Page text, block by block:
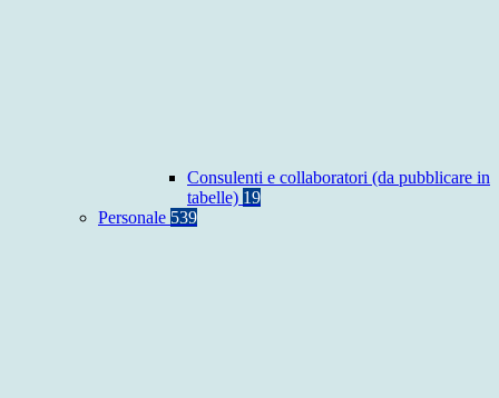
Consulenti e collaboratori (da pubblicare in
tabelle) 19
Personale 539